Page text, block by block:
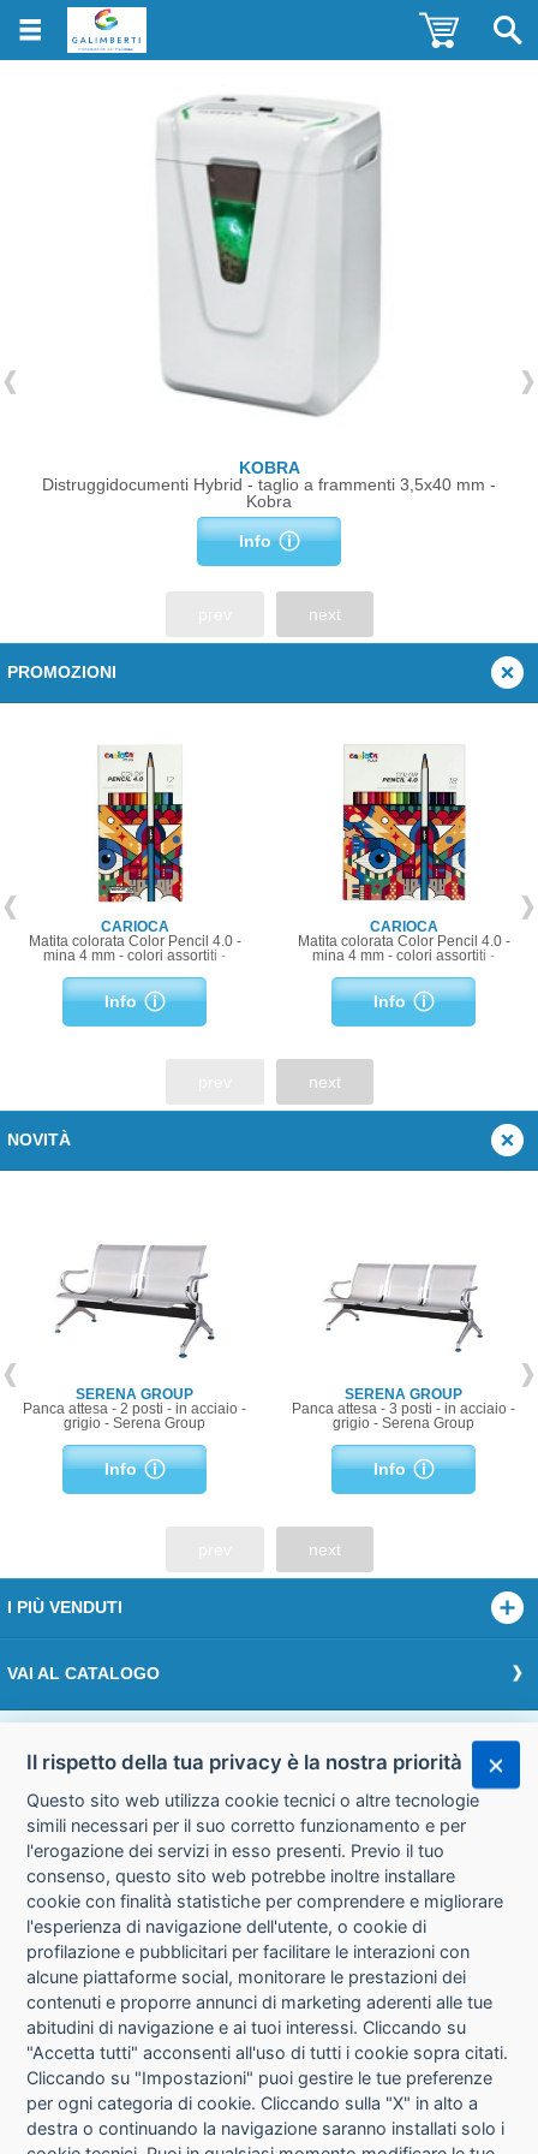
KOBRA
Distruggidocumenti Hybrid - taglio a frammenti 3,5x40 mm -
Kobra
Info
next
PROMOZIONI
CARIOCA
Matita colorata Color Pencil 4.0 -
mina 4 mm - colori assortiti -
Info
CARIOCA
Matita colorata Color Pencil 4.0 -
mina 4 mm - colori assortiti -
Info
next
NOVITÀ
SERENA GROUP
Panca attesa - 2 posti - in acciaio -
grigio - Serena Group
Info
SERENA GROUP
Panca attesa - 3 posti - in acciaio -
grigio - Serena Group
Info
next
I PIÙ VENDUTI
VAI AL CATALOGO
Accedi
CONDIZIONI DI VENDITA PRIVACY
INFORMATIVA USO COOKIE
Il rispetto della tua privacy è la nostra priorità
Questo sito web utilizza cookie tecnici o altre tecnologie
simili necessari per il suo corretto funzionamento e per
l'erogazione dei servizi in esso presenti. Previo il tuo
consenso, questo sito web potrebbe inoltre installare
cookie con finalità statistiche per comprendere e migliorare
l'esperienza di navigazione dell'utente, o cookie di
profilazione e pubblicitari per facilitare le interazioni con
alcune piattaforme social, monitorare le prestazioni dei
contenuti e proporre annunci di marketing aderenti alle tue
abitudini di navigazione e ai tuoi interessi. Cliccando su
"Accetta tutti" acconsenti all'uso di tutti i cookie sopra citati.
Cliccando su "Impostazioni" puoi gestire le tue preferenze
per ogni categoria di cookie. Cliccando sulla "X" in alto a
destra o continuando la navigazione saranno installati solo i